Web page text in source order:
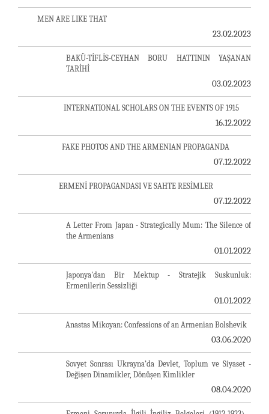
MEN ARE LIKE THAT
23.02.2023
BAKÜ-TİFLİS-CEYHAN BORU HATTININ YAŞANAN
TARİHİ
03.02.2023
INTERNATIONAL SCHOLARS ON THE EVENTS OF 1915
16.12.2022
FAKE PHOTOS AND THE ARMENIAN PROPAGANDA
07.12.2022
ERMENİ PROPAGANDASI VE SAHTE RESİMLER
07.12.2022
A Letter From Japan - Strategically Mum: The Silence of
the Armenians
01.01.2022
Japonya'dan Bir Mektup - Stratejik Suskunluk:
Ermenilerin Sessizliği
01.01.2022
Anastas Mikoyan: Confessions of an Armenian Bolshevik
03.06.2020
Sovyet Sonrası Ukrayna’da Devlet, Toplum ve Siyaset -
Değişen Dinamikler, Dönüşen Kimlikler
08.04.2020